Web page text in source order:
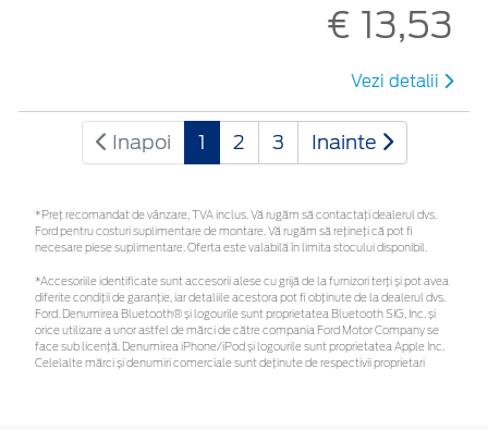
€ 13,53
Vezi detalii
Inapoi 1 2 3 Inainte
*Preţ recomandat de vânzare, TVA inclus. Vă rugăm să contactaţi dealerul dvs.
Ford pentru costuri suplimentare de montare. Vă rugăm să rețineți că pot fi
necesare piese suplimentare. Oferta este valabilă în limita stocului disponibil.
*Accesoriile identificate sunt accesorii alese cu grijă de la furnizori terți și pot avea
diferite condiții de garanție, iar detaliile acestora pot fi obținute de la dealerul dvs.
Ford. Denumirea Bluetooth® și logourile sunt proprietatea Bluetooth SIG, Inc. și
orice utilizare a unor astfel de mărci de către compania Ford Motor Company se
face sub licență. Denumirea iPhone/iPod și logourile sunt proprietatea Apple Inc.
Celelalte mărci și denumiri comerciale sunt deținute de respectivii proprietari